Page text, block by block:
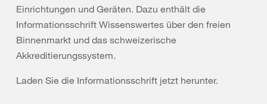
Einrichtungen und Geräten. Dazu enthält die
Informationsschrift Wissenswertes über den freien
Binnenmarkt und das schweizerische
Akkreditierungssystem.
Laden Sie die Informationsschrift jetzt herunter.